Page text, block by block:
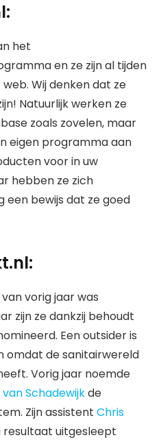
het
en ze zijn al tijden
Wij denken dat ze
Natuurlijk werken ze
zoals zovelen, maar
eigen programma aan
voor in uw
hebben ze zich
een bewijs dat ze goed
vorig jaar was
zijn ze dankzij behoudt
Een outsider is
omdat de sanitairwereld
Vorig jaar noemde
van Schadewijkde
Zijn assistent Chris
uitgesleept